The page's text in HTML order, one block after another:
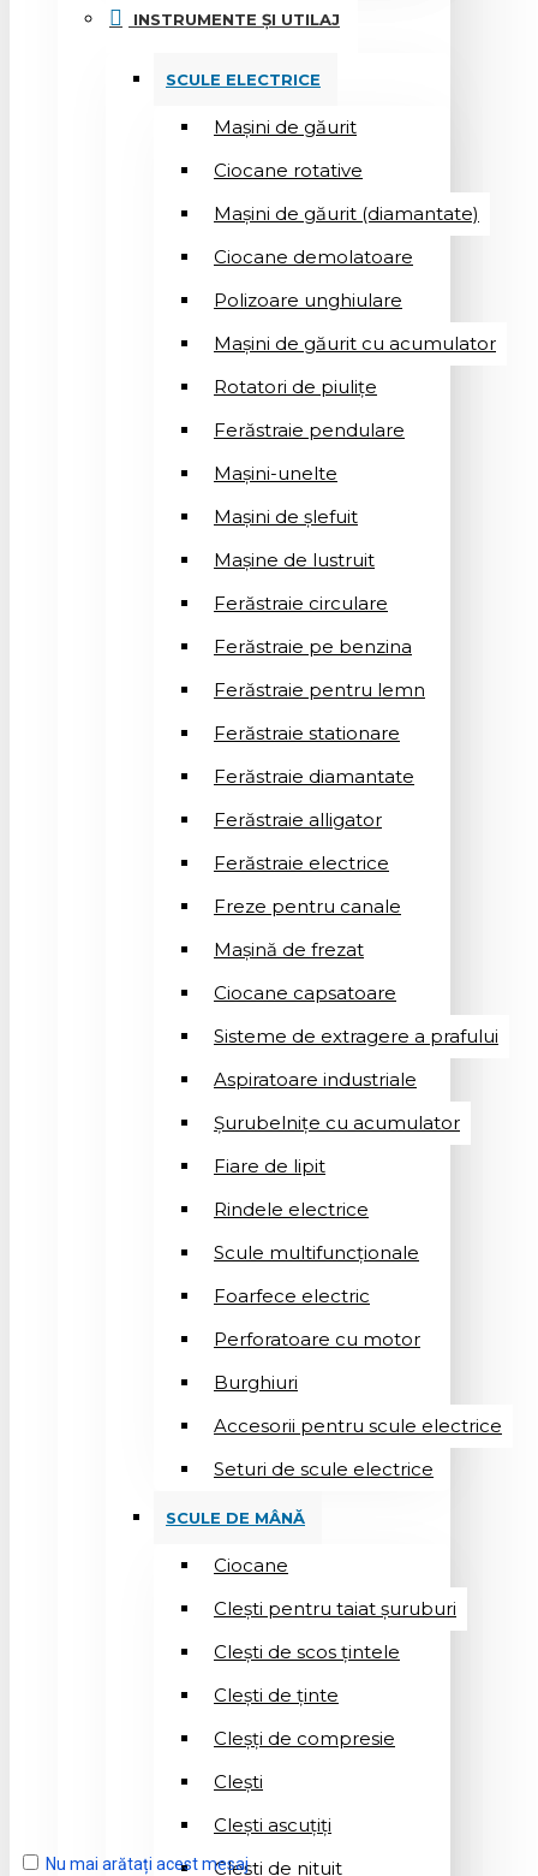
INSTRUMENTE ȘI UTILAJ
SCULE ELECTRICE
Mașini de găurit
Ciocane rotative
Mașini de găurit (diamantate)
Ciocane demolatoare
Polizoare unghiulare
Mașini de găurit cu acumulator
Rotatori de piuliţe
Ferăstraie pendulare
Mașini-unelte
Mașini de șlefuit
Mașinе de lustruit
Ferăstraie circulare
Ferăstraie pe benzina
Ferăstraie pentru lemn
Ferăstraie stationare
Ferăstraie diamantate
Ferăstraie alligator
Ferăstraie electrice
Freze pentru canale
Mașină de frezat
Ciocane capsatoare
Sisteme de extragere a prafului
Aspiratoare industriale
Șurubelnițe cu acumulator
Fiare de lipit
Rindele electrice
Scule multifuncționale
Foarfece electric
Perforatoare cu motor
Burghiuri
Accesorii pentru scule electrice
Seturi de scule electrice
SCULE DE MÂNĂ
Ciocane
Cleşti pentru taiat șuruburi
Clești de scos țintele
Clești de ținte
Cleșți de compresie
Cleşti
Clești ascuțiți
Cleşti de nituit
Nu mai arătați acest mesaj